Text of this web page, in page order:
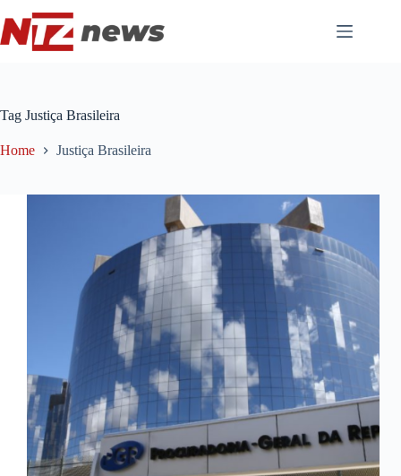
para
o
conteúdo
Tag Justiça Brasileira
Home Justiça Brasileira